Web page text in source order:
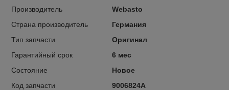
Производитель
Webasto
Страна производитель
Германия
Тип запчасти
Оригинал
Гарантийный срок
6 мес
Состояние
Новое
Код запчасти
9006824A